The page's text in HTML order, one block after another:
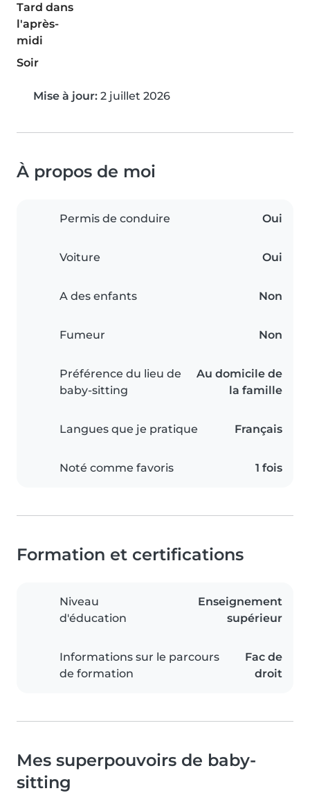
Tard dans
l'après-
midi
Soir
Mise à jour: 2 juillet 2026
À propos de moi
Permis de conduire Oui
Voiture Oui
A des enfants Non
Fumeur Non
Préférence du lieu de
baby-sitting
Au domicile de
la famille
Langues que je pratique Français
Noté comme favoris 1 fois
Formation et certifications
Niveau
d'éducation
Enseignement
supérieur
Informations sur le parcours
de formation
Fac de
droit
Mes superpouvoirs de baby-
sitting